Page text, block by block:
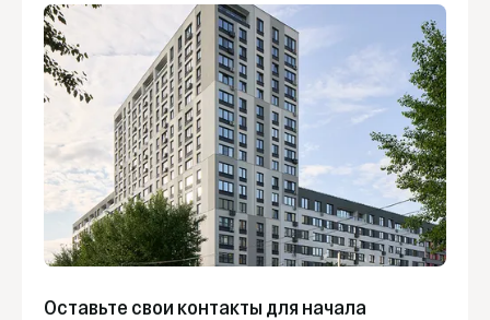
Оставьте свои контакты для начала